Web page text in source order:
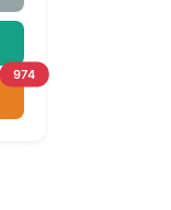
974